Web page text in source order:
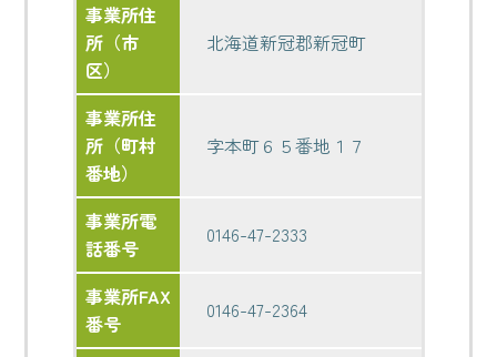
事業所住
所（市
区）
北海道新冠郡新冠町
事業所住
所（町村
番地）
字本町６５番地１７
事業所電
話番号
0146-47-2333
事業所FAX
番号
0146-47-2364